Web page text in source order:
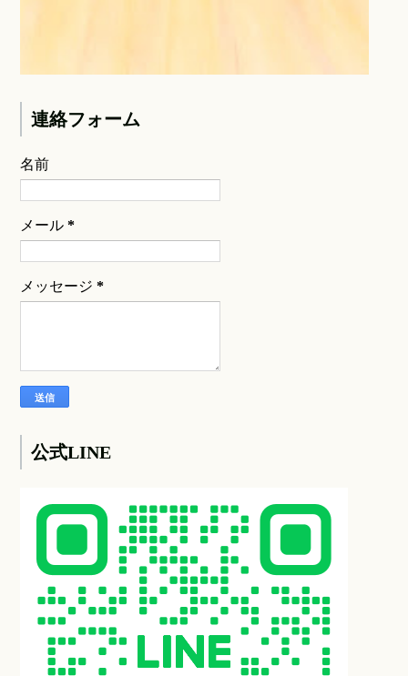
連絡フォーム
名前
メール*
メッセージ*
公式LINE